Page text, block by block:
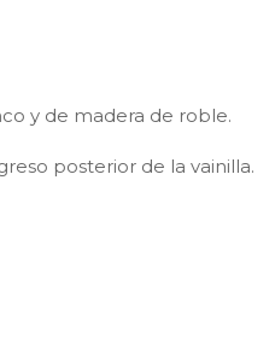
y de madera de roble.
posterior de la vainilla.